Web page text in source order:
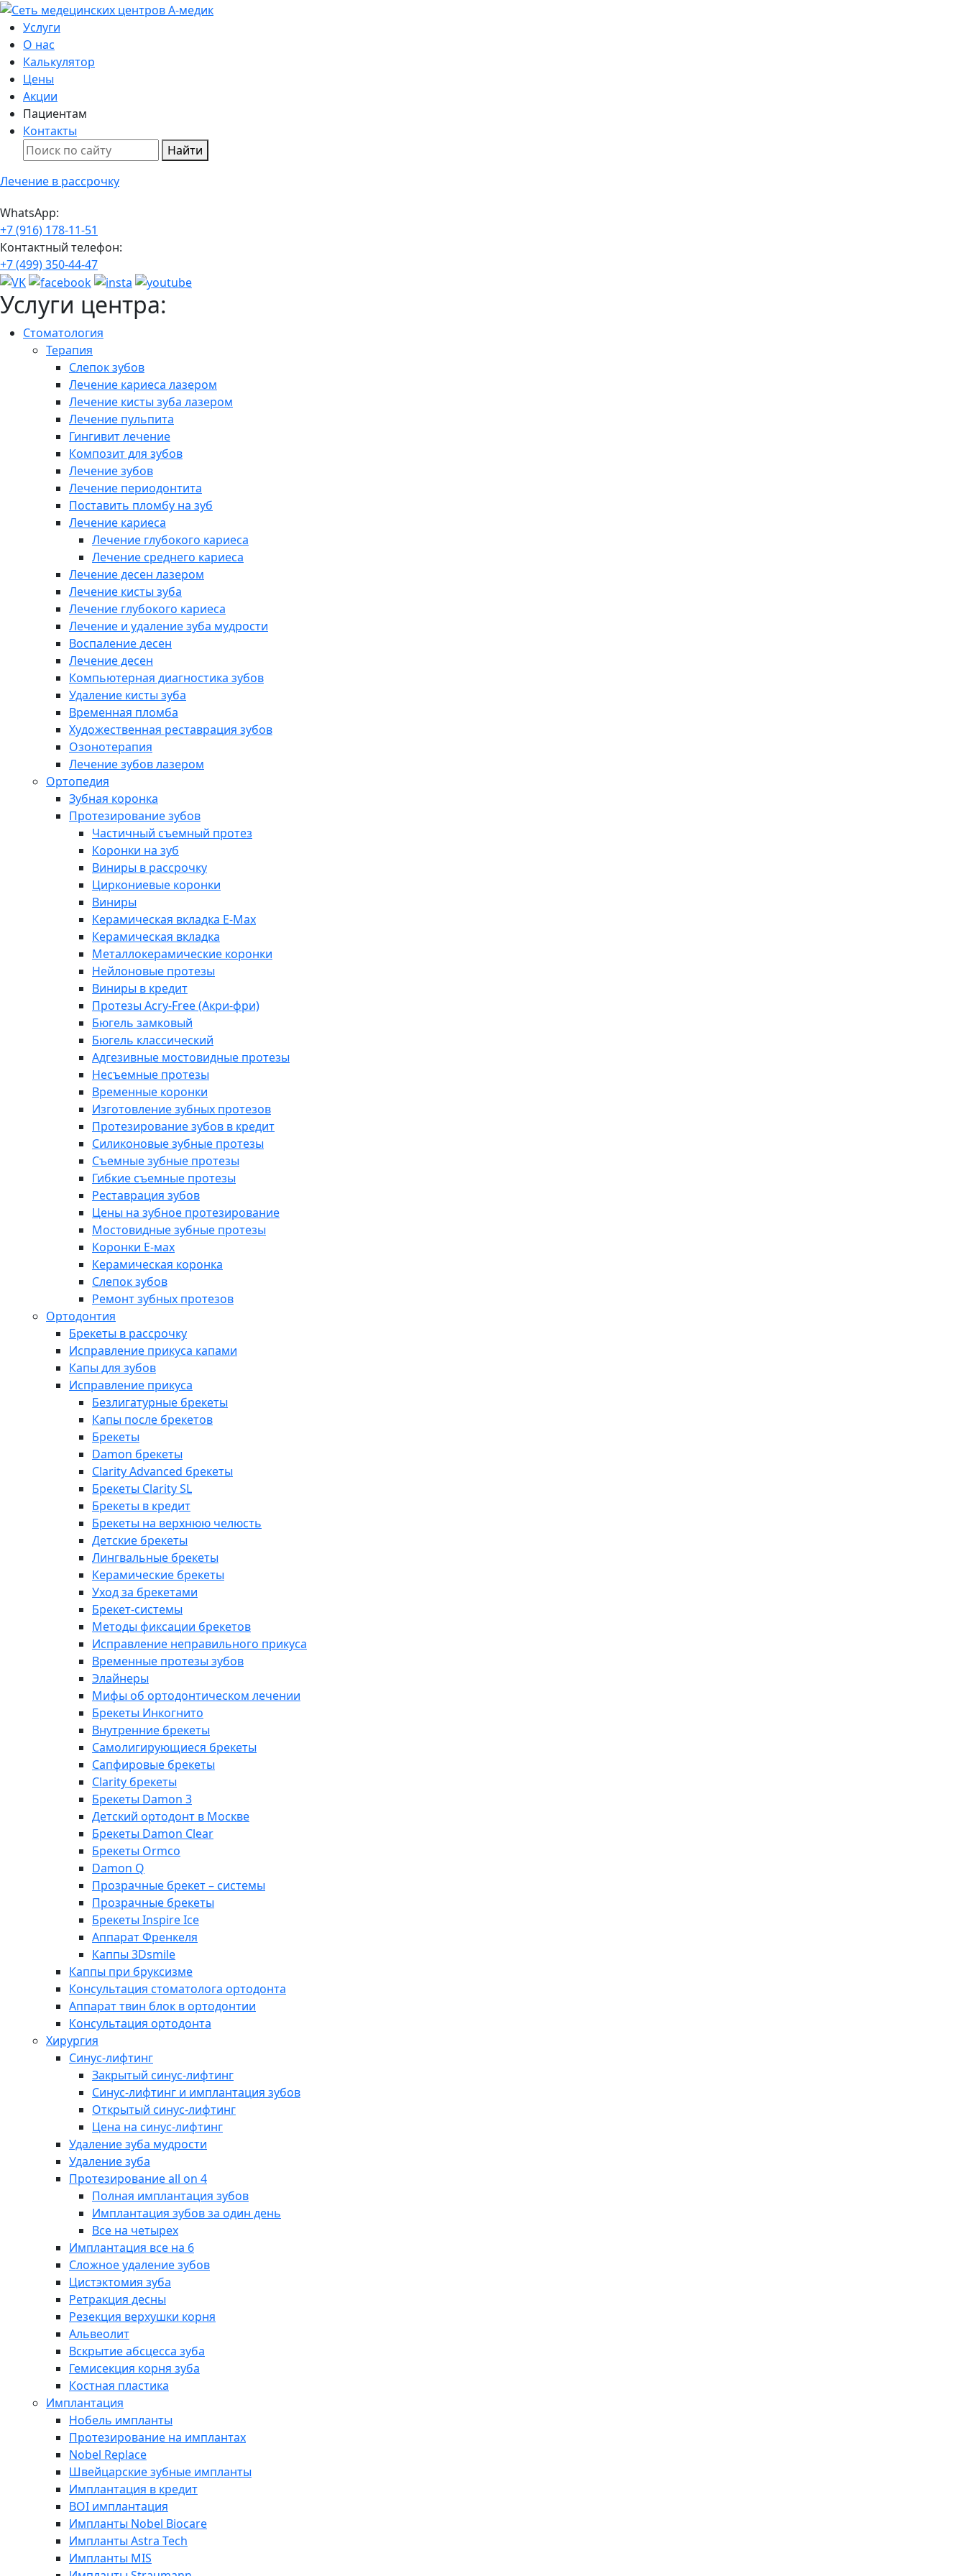
Услуги
О нас
Калькулятор
Цены
Акции
Пациентам
Контакты
Найти
Лечение в рассрочку
WhatsApp:
+7 (916) 178-11-51
Контактный телефон:
+7 (499) 350-44-47
Услуги центра:
Cтоматология
Терапия
Слепок зубов
Лечение кариеса лазером
Лечение кисты зуба лазером
Лечение пульпита
Гингивит лечение
Композит для зубов
Лечение зубов
Лечение периодонтита
Поставить пломбу на зуб
Лечение кариеса
Лечение глубокого кариеса
Лечение среднего кариеса
Лечение десен лазером
Лечение кисты зуба
Лечение глубокого кариеса
Лечение и удаление зуба мудрости
Воспаление десен
Лечение десен
Компьютерная диагностика зубов
Удаление кисты зуба
Временная пломба
Художественная реставрация зубов
Озонотерапия
Лечение зубов лазером
Ортопедия
Зубная коронка
Протезирование зубов
Частичный съемный протез
Коронки на зуб
Виниры в рассрочку
Циркониевые коронки
Виниры
Керамическая вкладка E-Max
Керамическая вкладка
Металлокерамические коронки
Нейлоновые протезы
Виниры в кредит
Протезы Acry-Free (Акри-фри)
Бюгель замковый
Бюгель классический
Адгезивные мостовидные протезы
Несъемные протезы
Временные коронки
Изготовление зубных протезов
Протезирование зубов в кредит
Силиконовые зубные протезы
Съемные зубные протезы
Гибкие съемные протезы
Реставрация зубов
Цены на зубное протезирование
Мостовидные зубные протезы
Коронки E-мах
Керамическая коронка
Слепок зубов
Ремонт зубных протезов
Ортодонтия
Брекеты в рассрочку
Исправление прикуса капами
Капы для зубов
Исправление прикуса
Безлигатурные брекеты
Капы после брекетов
Брекеты
Damon брекеты
Clarity Advanced брекеты
Брекеты Clarity SL
Брекеты в кредит
Брекеты на верхнюю челюсть
Детские брекеты
Лингвальные брекеты
Керамические брекеты
Уход за брекетами
Брекет-системы
Методы фиксации брекетов
Исправление неправильного прикуса
Временные протезы зубов
Элайнеры
Мифы об ортодонтическом лечении
Брекеты Инкогнито
Внутренние брекеты
Cамолигирующиеся брекеты
Сапфировые брекеты
Clarity брекеты
Брекеты Damon 3
Детский ортодонт в Москве
Брекеты Damon Clear
Брекеты Ormco
Damon Q
Прозрачные брекет – системы
Прозрачные брекеты
Брекеты Inspire Ice
Аппарат Френкеля
Каппы 3Dsmile
Каппы при бруксизме
Консультация стоматолога ортодонта
Аппарат твин блок в ортодонтии
Консультация ортодонта
Хирургия
Синус-лифтинг
Закрытый синус-лифтинг
Синус-лифтинг и имплантация зубов
Открытый синус-лифтинг
Цена на синус-лифтинг
Удаление зуба мудрости
Удаление зуба
Протезирование all on 4
Полная имплантация зубов
Имплантация зубов за один день
Все на четырех
Имплантация все на 6
Сложное удаление зубов
Цистэктомия зуба
Ретракция десны
Резекция верхушки корня
Альвеолит
Вскрытие абсцесса зуба
Гемисекция корня зуба
Костная пластика
Имплантация
Нобель импланты
Протезирование на имплантах
Nobel Replace
Швейцарские зубные импланты
Имплантация в кредит
BOI имплантация
Импланты Nobel Biocare
Импланты Astra Tech
Импланты MIS